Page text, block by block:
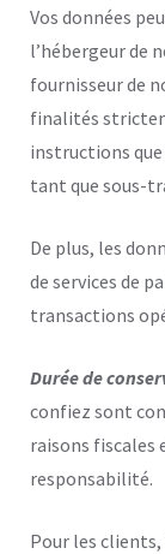
Vos données
l’hébergeur de
fournisseur de
finalités
instructions
tant que sous-
De plus, les
de services de
transactions
Durée de
confiez sont
raisons fiscales
responsabilité.
Pour les